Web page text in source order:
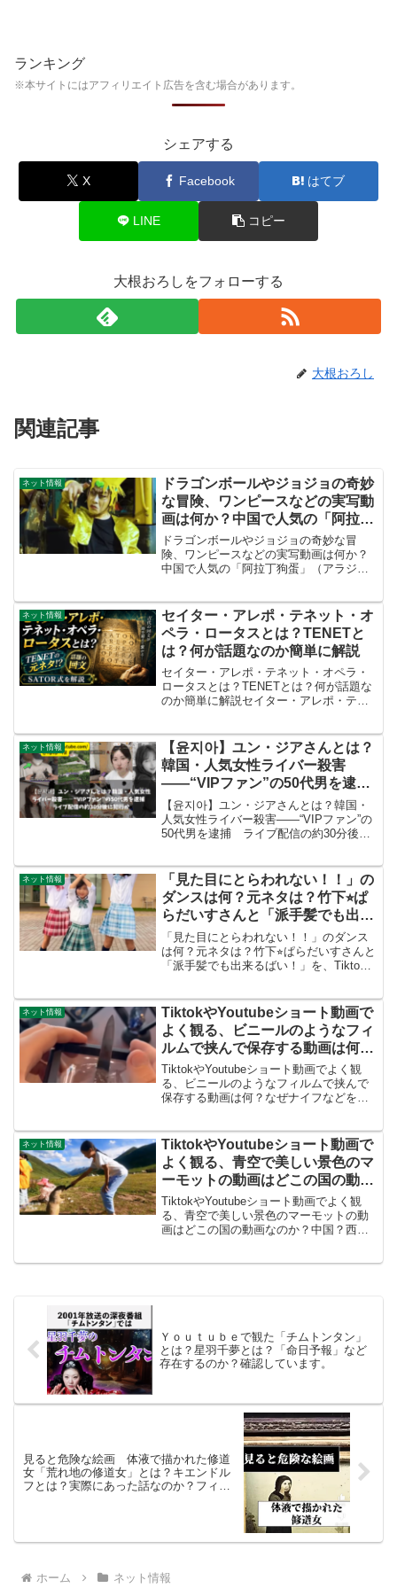
ランキング
※本サイトにはアフィリエイト広告を含む場合があります。
シェアする
X Facebook はてブ
LINE コピー
大根おろしをフォローする
大根おろし
関連記事
ネット情報
ドラゴンボールやジョジョの奇妙
な冒険、ワンピースなどの実写動
画は何か？中国で人気の「阿拉丁
狗蛋」（アラジンゴウダン、アラ
ジンの犬の卵）を紹介、Tiktokや
Youtubeで良く観るやつ。
ドラゴンボールやジョジョの奇妙な冒
険、ワンピースなどの実写動画は何か？
中国で人気の「阿拉丁狗蛋」（アラジン
@aladinggoudan2024 乡村真人版JO...
ネット情報
セイター・アレポ・テネット・オ
ペラ・ロータスとは？TENETと
は？何が話題なのか簡単に解説
セイター・アレポ・テネット・オペラ・
ロータスとは？TENETとは？何が話題な
のか簡単に解説セイター・アレポ・テネ
なった5つの単語です。この記事では、
SATOR式とは何か...
ネット情報
【윤지아】ユン・ジアさんとは？
韓国・人気女性ライバー殺害
――“VIPファン”の50代男を逮
捕 ライブ配信の約30分後に犯行
か
【윤지아】ユン・ジアさんとは？韓国・
人気女性ライバー殺害――“VIPファン”の
50代男を逮捕 ライブ配信の約30分後に
ォロワー30万人超のユン・ジアさん
（24...
ネット情報
「見た目にとらわれない！！」の
ダンスは何？元ネタは？竹下⭐︎ぱ
らだいすさんと「派手髪でも出来
るばい！」を、TiktokやYoutube
で良く観るからオジサンが調べ
る。
「見た目にとらわれない！！」のダンス
は何？元ネタは？竹下⭐︎ぱらだいすさんと
「派手髪でも出来るばい！」を、Tiktok
われない、と言う意味でしょうか？意味
が知り...
ネット情報
TiktokやYoutubeショート動画で
よく観る、ビニールのようなフィ
ルムで挟んで保存する動画は何？
なぜナイフなどを挟んで破くの
か？「3D Floating Frame
Display」3D フローティングフレ
る
TiktokやYoutubeショート動画でよく観
る、ビニールのようなフィルムで挟んで
保存する動画は何？なぜナイフなどを挟
ィスプレイについて調...
ネット情報
TiktokやYoutubeショート動画で
よく観る、青空で美しい景色のマ
ーモットの動画はどこの国の動画
なのか？中国？西蔵？「The
Bobak Marmot」について調べる
TiktokやYoutubeショート動画でよく観
る、青空で美しい景色のマーモットの動
画はどこの国の動画なのか？中国？西
Ｙｏｕｔｕｂｅで観た「チムトンタン」
とは？星羽千夢とは？「命日予報」など
存在するのか？確認しています。
見ると危険な絵画 体液で描かれた修道
女「荒れ地の修道女」とは？キエンドル
フとは？実際にあった話なのか？フィク
ホーム ネット情報